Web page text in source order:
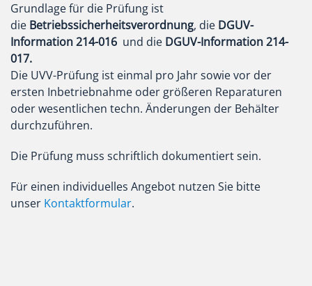
Grundlage für die Prüfung ist
die Betriebssicherheitsverordnung, die DGUV-
Information 214-016 und die DGUV-Information 214-
017.
Die UVV-Prüfung ist einmal pro Jahr sowie vor der
ersten Inbetriebnahme oder größeren Reparaturen
oder wesentlichen techn. Änderungen der Behälter
durchzuführen.
Die Prüfung muss schriftlich dokumentiert sein.
Für einen individuelles Angebot nutzen Sie bitte
unser Kontaktformular.